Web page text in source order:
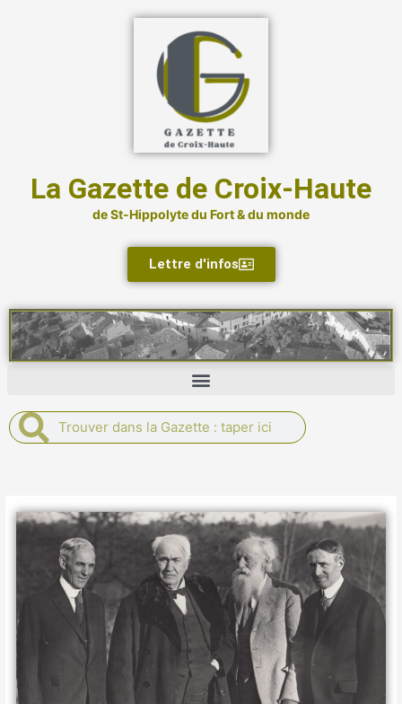
La Gazette de Croix-Haute
de St-Hippolyte du Fort & du monde
Lettre d'infos
RechercherRechercher